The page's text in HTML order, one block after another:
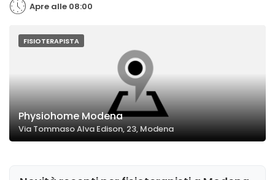
Apre alle 08:00
FISIOTERAPISTA
Physiohome Modena
Via Tommaso Alva Edison, 23, Modena